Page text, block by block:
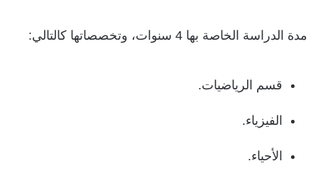
مدة الدراسة الخاصة بها 4 سنوات، وتخصصاتها كالتالي:
قسم الرياضيات.
الفيزياء.
الأحياء.